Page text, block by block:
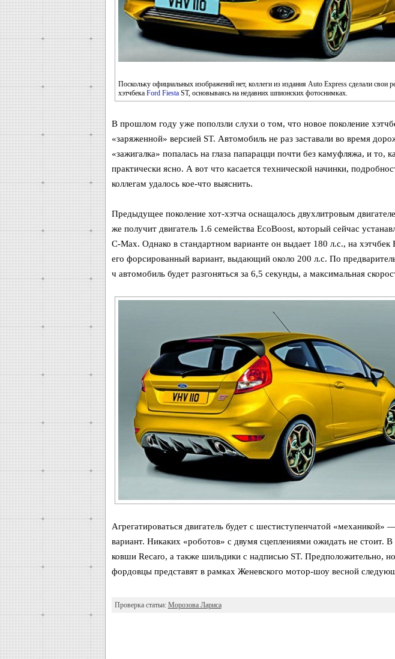
Поскольку официальных изображений нет, коллеги из издания Auto Express сделали свои
хэтчбека Ford FiestaST, основываясь на недавних шпионских фотоснимках.
В прошлом году уже поползли слухи о том, что новое поколение
«заряженной» версией ST. Автомобиль не раз заставали во время
«зажигалка» попалась на глаза папарацци почти без камуфляжа, и то,
практически ясно. А вот что касается технической начинки,
коллегам удалось кое-что выяснить.
Предыдущее поколение хот-хэтча оснащалось двухлитровым
же получит двигатель 1.6 семейства EcoBoost, который сейчас
C-Max. Однако в стандартном варианте он выдает 180 л.с., на хэтчбек
его форсированный вариант, выдающий около 200 л.с. По
ч автомобиль будет разгоняться за 6,5 секунды, а максимальная
Агрегатироваться двигатель будет с шестиступенчатой «механикой»
вариант. Никаких «роботов» с двумя сцеплениями ожидать не стоит. В
ковши Recaro, а также шильдики с надписью ST. Предположительно,
фордовцы представят в рамках Женевского мотор-шоу весной
Проверка статьи: Морозова Лариса